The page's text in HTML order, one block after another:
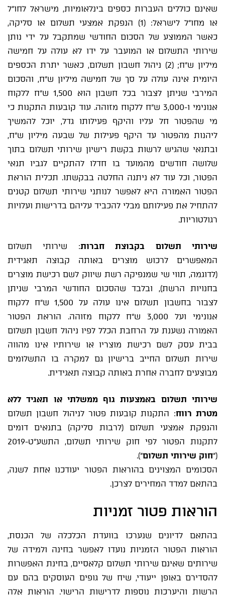
שאינם כוללים העברות כספים בינלאומיות, מישראל לחו"ל
או מחו"ל לישראל: (1) הנפקת אמצעי תשלום או סליקה,
כאשר הממוצע של הסכום החודשי שמתקבל על ידי נותן
שירותי התשלום או המועבר על ידו לא עולה על חמישה
מיליון ש"ח; (2) ניהול חשבון תשלום, כאשר יתרת הכספים
היומית אינה עולה על סך של חמישה מיליון ש"ח, והסכום
המירבי שניתן לצבור בכל חשבון הוא 1,500 ש"ח ללקוח
אנונימי ו-3,000 ש"ח ללקוח מזוהה. עוד קובעות התקנות כי
מי שהפטור חל עליו והיקף פעילותו גדל, יוכל להמשיך
ליהנות מהפטור עד היקף פעילות של שבעה מיליון ש"ח,
ובתנאי שהגיש לרשות בקשת רישיון שירותי תשלום בתוך
שלושה חודשים מהמועד בו חדלו להתקיים לגביו תנאי
הפטור, וכל עוד לא ניתנה החלטה בבקשתו. תכלית הוראת
הפטור האמורה היא לאפשר לנותני שירותי תשלום קטנים
להתחיל את פעילותם מבלי להכביד עליהם בדרישות ועלויות
רגולטוריות.
שירותי תשלום בקבוצת חברות: שירותי תשלום
המאפשרים לרכוש מוצרים באותה קבוצה תאגידית
(לדוגמה, תווי שי שמנפיקה רשת שיווק לשם רכישת מוצרים
בחנויות הרשת), ובלבד שהסכום החודשי המרבי שניתן
לצבור בחשבון תשלום אינו עולה על 1,500 ש"ח ללקוח
אנונימי ועל 3,000 ש"ח ללקוח מזוהה. הוראת הפטור
האמורה נשענת על הרחבת הכלל לפיו ניהול חשבון תשלום
בבית עסק לשם רכישת מוצריו או שירותיו אינו מהווה
שירות תשלום החייב ברישיון גם למקרה בו התשלומים
מבוצעים לחברה אחרת באותה קבוצה תאגידית.
שירותי תשלום באמצעות גוף ממשלתי או תאגיד ללא
מטרת רווח: התקנות קובעות פטור לניהול חשבון תשלום
והנפקת אמצעי תשלום (לרבות סליקה) בתנאים דומים
לתקנות הפטור לפי חוק שירותי תשלום, התשע"ט-2019
("חוק שירותי תשלום").
הסכומים המצוינים בהוראות הפטור יעודכנו אחת לשנה,
בהתאם למדד המחירים לצרכן.
הוראות פטור זמניות
בהתאם לדיונים שנערכו בוועדת הכלכלה של הכנסת,
הוראות הפטור הזמניות נועדו לאפשר בחינה ולמידה של
שירותים שאינם שירותי תשלום קלאסיים, בחינת האפשרות
להסדירם באופן ייעודי, שיח של גופים העוסקים בהם עם
הרשות והיערכות נוספות לדרישות הרישוי. הוראות אלה